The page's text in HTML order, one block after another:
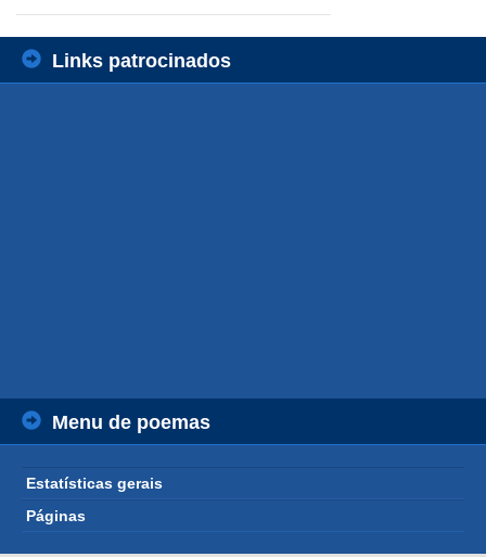
Links patrocinados
Menu de poemas
Estatísticas gerais
Páginas